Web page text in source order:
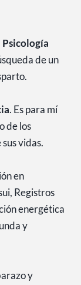
Psicología
de un
. Es para mí
de los
vidas.
en
Registros
energética
y
y